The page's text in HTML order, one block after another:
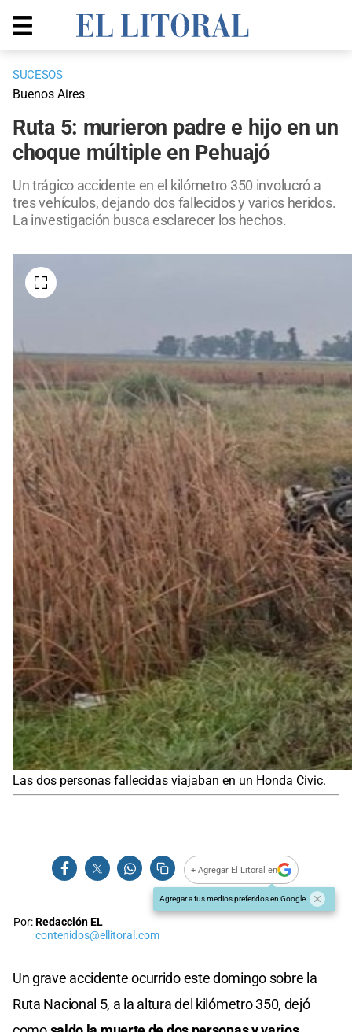
SUCESOS
Buenos Aires
Ruta 5: murieron padre e hijo en un
choque múltiple en Pehuajó
Un trágico accidente en el kilómetro 350 involucró a
tres vehículos, dejando dos fallecidos y varios heridos.
La investigación busca esclarecer los hechos.
Las dos personas fallecidas viajaban en un Honda Civic.
+ Agregar El Litoral en
Agregar a tus medios preferidos en Google
Por:Redacción EL
contenidos@ellitoral.com
Un grave accidente ocurrido este domingo sobre la
Ruta Nacional 5, a la altura del kilómetro 350, dejó